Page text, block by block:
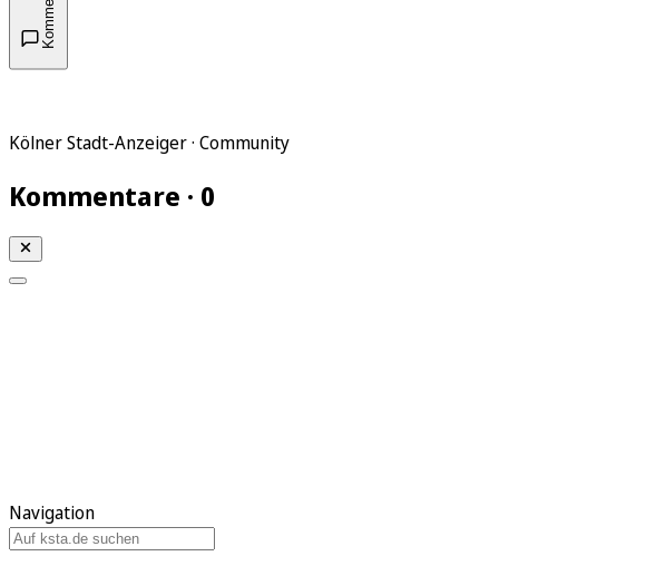
Kölner Stadt-Anzeiger · Community
Kommentare · 0
Navigation